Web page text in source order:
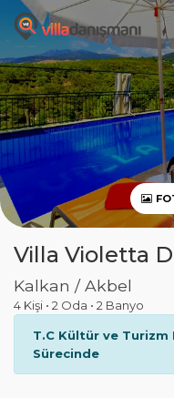
Villa Violetta
Kalkan / Akbel
4 Kişi • 2 Oda • 2 Banyo
T.C Kültür ve Turizm
Sürecinde